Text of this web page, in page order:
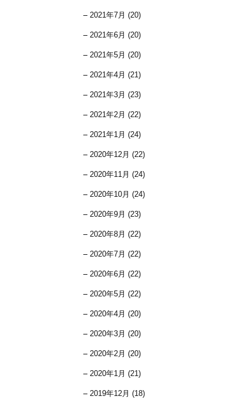
2021年7月 (20)
2021年6月 (20)
2021年5月 (20)
2021年4月 (21)
2021年3月 (23)
2021年2月 (22)
2021年1月 (24)
2020年12月 (22)
2020年11月 (24)
2020年10月 (24)
2020年9月 (23)
2020年8月 (22)
2020年7月 (22)
2020年6月 (22)
2020年5月 (22)
2020年4月 (20)
2020年3月 (20)
2020年2月 (20)
2020年1月 (21)
2019年12月 (18)